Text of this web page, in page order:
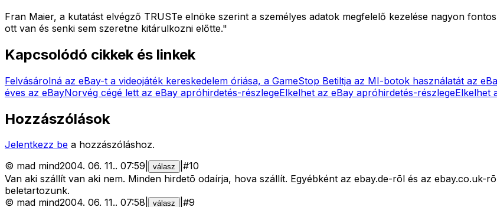
Fran Maier, a kutatást elvégző TRUSTe elnöke szerint a személyes adatok megfelelő kezelése nagyon
ott van és senki sem szeretne kitárulkozni előtte."
Kapcsolódó cikkek és linkek
Felvásárolná az eBay-t a videojáték kereskedelem óriása, a GameStop Betiltja az MI-botok használatát az
éves az eBayNorvég cégé lett az eBay apróhirdetés-részlegeElkelhet az eBay apróhirdetés-részlegeElkelhet
Hozzászólások
Jelentkezz be a hozzászóláshoz.
© mad mind2004. 06. 11.. 07:59 válasz #10
Van aki szállít van aki nem. Minden hirdetõ odaírja, hova szállít. Egyébként az ebay.de-rõl és az ebay.co.uk-
beletartozunk.
© mad mind2004. 06. 11.. 07:58 válasz #9